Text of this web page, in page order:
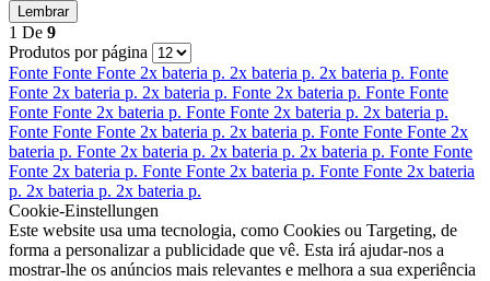
Lembrar
1 De 9
Produtos por página
Fonte Fonte Fonte 2x bateria p. 2x bateria p. 2x bateria p. Fonte
Fonte 2x bateria p. 2x bateria p. Fonte 2x bateria p. Fonte Fonte
Fonte Fonte 2x bateria p. Fonte Fonte 2x bateria p. 2x bateria p.
Fonte Fonte Fonte 2x bateria p. 2x bateria p. Fonte Fonte Fonte 2x
bateria p. Fonte 2x bateria p. 2x bateria p. 2x bateria p. Fonte Fonte
Fonte 2x bateria p. Fonte Fonte 2x bateria p. Fonte Fonte 2x bateria
p. 2x bateria p. 2x bateria p.
Cookie-Einstellungen
Este website usa uma tecnologia, como Cookies ou Targeting, de
forma a personalizar a publicidade que vê. Esta irá ajudar-nos a
mostrar-lhe os anúncios mais relevantes e melhora a sua experiência